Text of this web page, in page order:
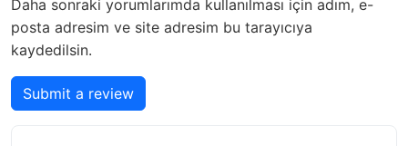
Daha sonraki yorumlarımda kullanılması için adım, e-
posta adresim ve site adresim bu tarayıcıya
kaydedilsin.
Submit a review